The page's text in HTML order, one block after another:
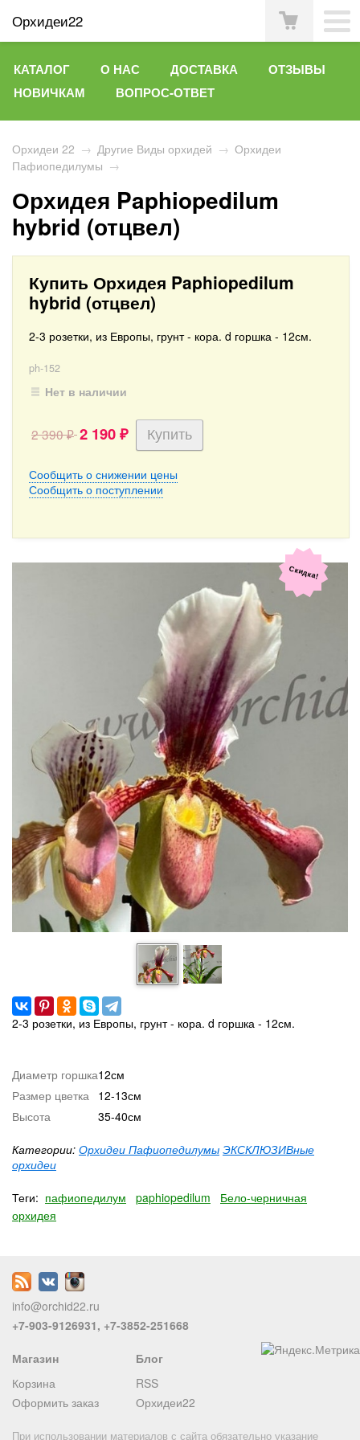
Орхидеи22
КАТАЛОГ О НАС ДОСТАВКА
ОТЗЫВЫ
НОВИЧКАМ
ВОПРОС-ОТВЕТ
Орхидеи 22 → Другие Виды орхидей → Орхидеи
Пафиопедилумы →
Орхидея Paphiopedilum
hybrid (отцвел)
Купить Орхидея Paphiopedilum
hybrid (отцвел)
2-3 розетки, из Европы, грунт - кора. d горшка - 12см.
ph-152
Нет в наличии
2 390₽ 2 190 ₽
Сообщить о снижении цены
Сообщить о поступлении
Скидка!
2-3 розетки, из Европы, грунт - кора. d горшка - 12см.
Диаметр горшка12см
Размер цветка 12-13см
Высота
35-40см
Категории: Орхидеи Пафиопедилумы ЭКСКЛЮЗИВные
орхидеи
Теги: пафиопедилум paphiopedilum
Бело-черничная
орхидея
info@orchid22.ru
+7-903-9126931, +7-3852-251668
Магазин
Корзина
Оформить заказ
Блог
RSS
Орхидеи22
При использовании материалов с сайта обязательно указание